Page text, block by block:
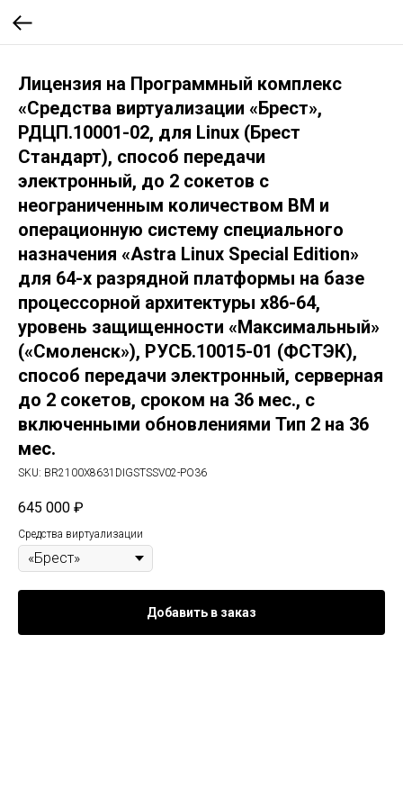
Лицензия на Программный комплекс
«Средства виртуализации «Брест»,
РДЦП.10001-02, для Linux (Брест
Стандарт), способ передачи
электронный, до 2 сокетов с
неограниченным количеством ВМ и
операционную систему специального
назначения «Astra Linux Special Edition»
для 64-х разрядной платформы на базе
процессорной архитектуры x86-64,
уровень защищенности «Максимальный»
(«Смоленск»), РУСБ.10015-01 (ФСТЭК),
способ передачи электронный, серверная
до 2 сокетов, сроком на 36 мес., с
включенными обновлениями Тип 2 на 36
мес.
SKU: BR2100X8631DIGSTSSV02-PO36
645 000 ₽
Средства виртуализации
Добавить в заказ